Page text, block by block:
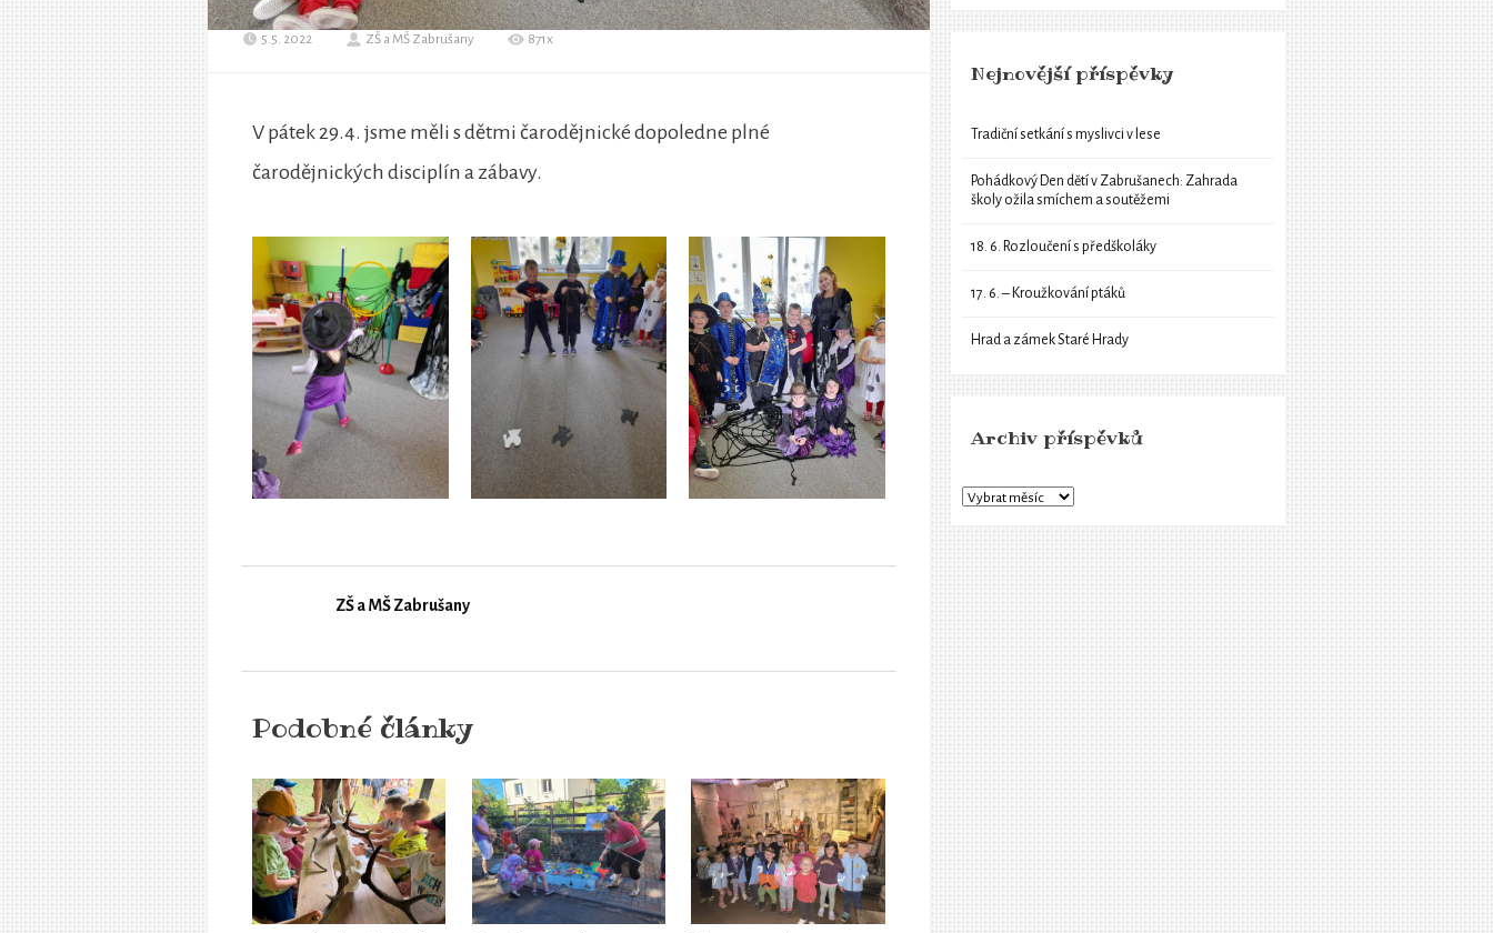
5.5. 2022 ZŠ a MŠ Zabrušany 871x
V pátek 29.4. jsme měli s dětmi čarodějnické dopoledne plné
čarodějnických disciplín a zábavy.
ZŠ a MŠ Zabrušany
Podobné články
Nejnovější příspěvky
Tradiční setkání s myslivci v lese
Pohádkový Den dětí v Zabrušanech: Zahrada
školy ožila smíchem a soutěžemi
18. 6. Rozloučení s předškoláky
17. 6. – Kroužkování ptáků
Hrad a zámek Staré Hrady
Archiv příspěvků